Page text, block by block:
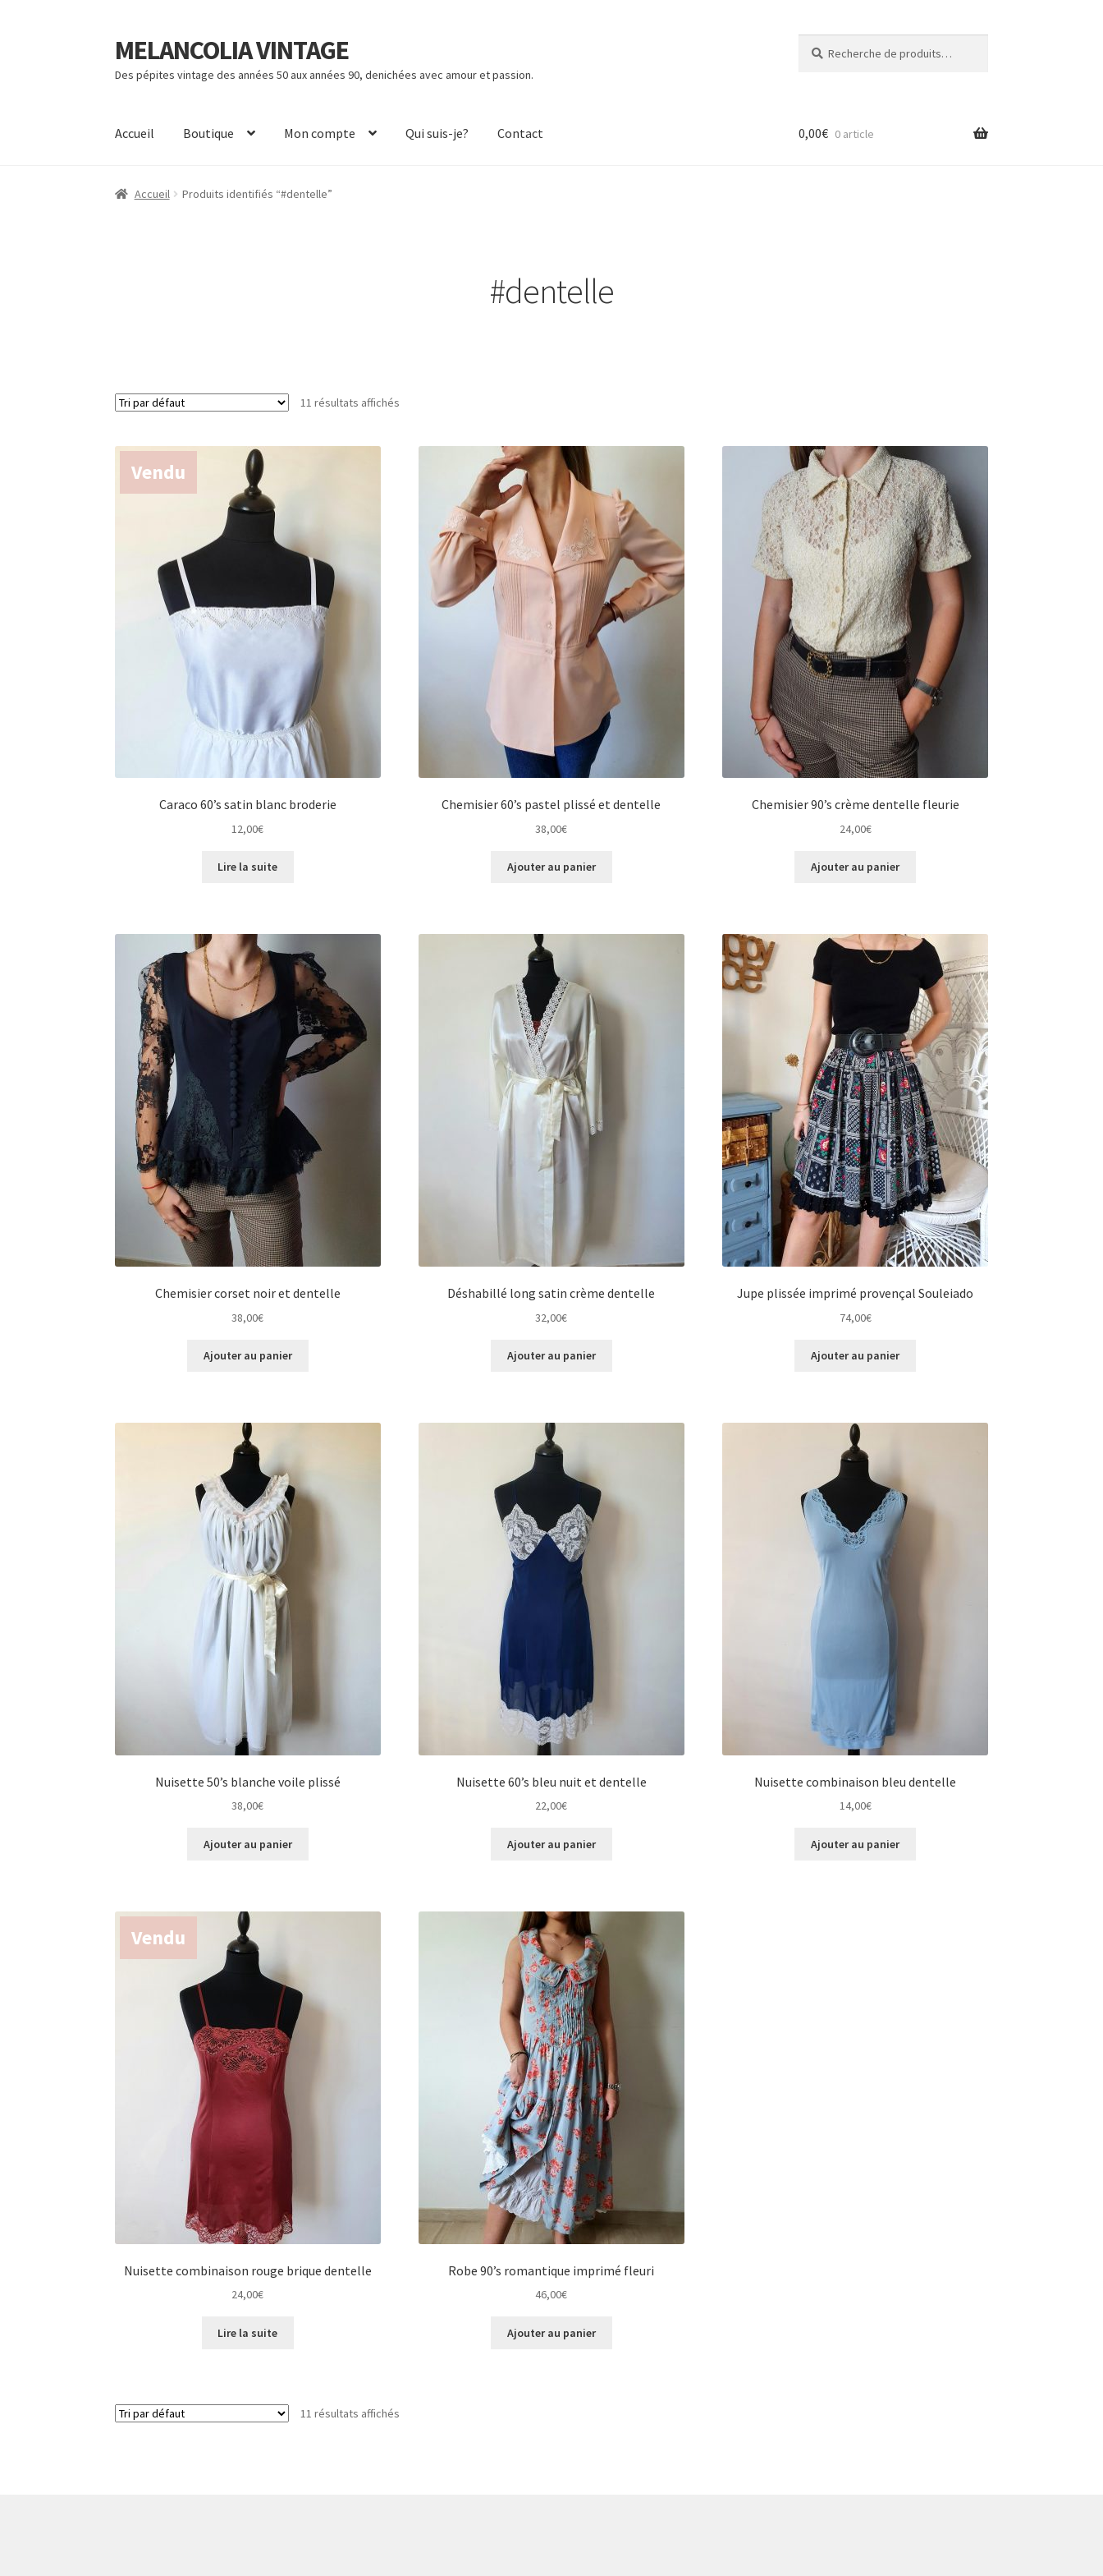
Aller
à
la
Aller
au
contenu
MELANCOLIA VINTAGE
Des pépites vintage des années 50 aux années 90, denichées avec amour et passion.
pour :
r
Accueil Boutique Mon compte Qui suis-je? Contact 0,00€ 0 article
Accueil Produits identifiés “#dentelle”
#dentelle
11 résultats affichés
Vendu
Caraco 60’s satin blanc broderie
12,00€
Lire la suite
Chemisier 60’s pastel plissé et dentelle
38,00€
Ajouter au panier
Chemisier 90’s crème dentelle fleurie
24,00€
Ajouter au panier
Chemisier corset noir et dentelle
38,00€
Ajouter au panier
Déshabillé long satin crème dentelle
32,00€
Ajouter au panier
Jupe plissée imprimé provençal Souleiado
74,00€
Ajouter au panier
Nuisette 50’s blanche voile plissé
38,00€
Ajouter au panier
Nuisette 60’s bleu nuit et dentelle
22,00€
Ajouter au panier
Nuisette combinaison bleu dentelle
14,00€
Ajouter au panier
Vendu
Nuisette combinaison rouge brique dentelle
24,00€
Lire la suite
Robe 90’s romantique imprimé fleuri
46,00€
Ajouter au panier
11 résultats affichés